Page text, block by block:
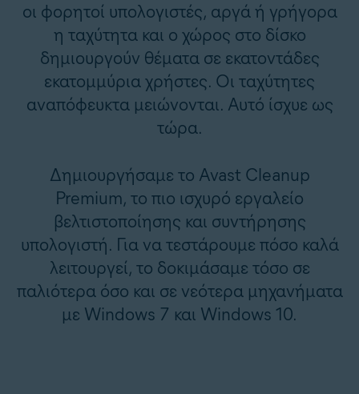
οι φορητοί υπολογιστές, αργά ή γρήγορα
η ταχύτητα και ο χώρος στο δίσκο
δημιουργούν θέματα σε εκατοντάδες
εκατομμύρια χρήστες. Οι ταχύτητες
αναπόφευκτα μειώνονται. Αυτό ίσχυε ως
τώρα.
Δημιουργήσαμε το Avast Cleanup
Premium, το πιο ισχυρό εργαλείο
βελτιστοποίησης και συντήρησης
υπολογιστή. Για να τεστάρουμε πόσο καλά
λειτουργεί, το δοκιμάσαμε τόσο σε
παλιότερα όσο και σε νεότερα μηχανήματα
με Windows 7 και Windows 10.